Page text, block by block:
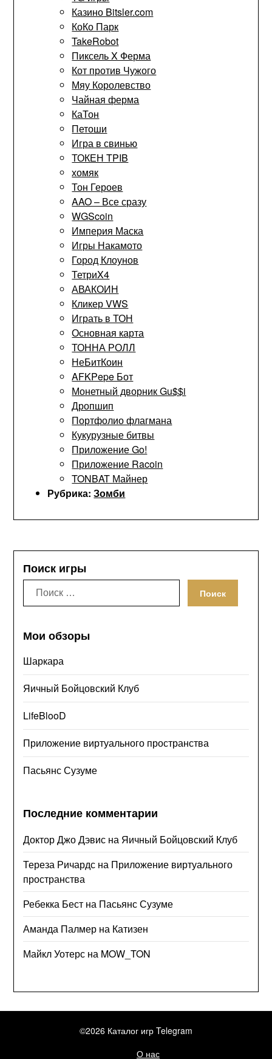
Казино Bitsler.com
КоКо Парк
TakeRobot
Пиксель X Ферма
Кот против Чужого
Мяу Королевство
Чайная ферма
КаТон
Петоши
Игра в свинью
ТОКЕН TPIB
хомяк
Тон Героев
AAO – Все сразу
WGScoin
Империя Маска
Игры Накамото
Город Клоунов
ТетриX4
АВАКОИН
Кликер VWS
Играть в ТОН
Основная карта
ТОННА РОЛЛ
НеБитКоин
AFKPepe Бот
Монетный дворник Gu$$i
Дропшип
Портфолио флагмана
Кукурузные битвы
Приложение Go!
Приложение Racoin
TONBAT Майнер
Рубрика:Зомби
Поиск игры
Искать:
Мои обзоры
Шаркара
Яичный Бойцовский Клуб
LifeBlooD
Приложение виртуального пространства
Пасьянс Сузуме
Последние комментарии
Доктор Джо Дэвис на Яичный Бойцовский Клуб
Тереза Ричардс на Приложение виртуального
пространства
Ребекка Бест на Пасьянс Сузуме
Аманда Палмер на Катизен
Майкл Уотерс на MOW_TON
©2026 Каталог игр Telegram
О нас